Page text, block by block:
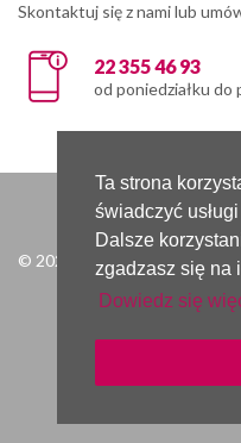
Ta strona
świadczyć
Dalsze
zgadzasz się na
Dowiedz się
Skontaktuj się z nami lub
22 355 46 93
od poniedziałku
© 2022 ProService - 1.09.0.9
Kontakt Regulamin